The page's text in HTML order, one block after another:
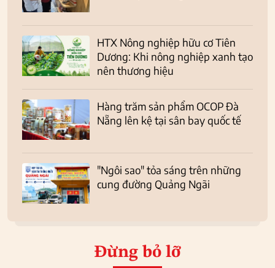
HTX Nông nghiệp hữu cơ Tiên
Dương: Khi nông nghiệp xanh tạo
nên thương hiệu
Hàng trăm sản phẩm OCOP Đà
Nẵng lên kệ tại sân bay quốc tế
"Ngôi sao" tỏa sáng trên những
cung đường Quảng Ngãi
Đừng bỏ lỡ